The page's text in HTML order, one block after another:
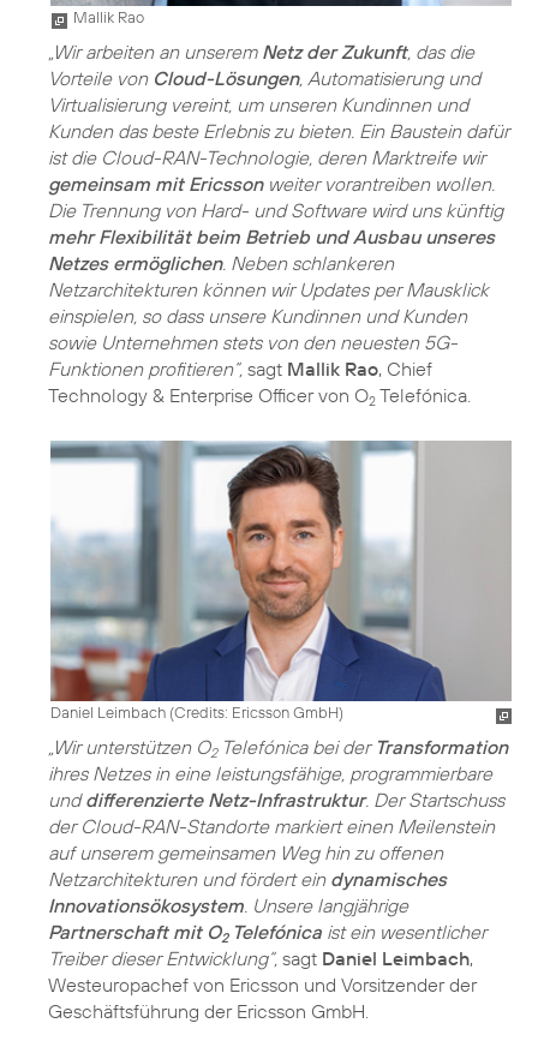
Mallik Rao
„Wir arbeiten an unserem Netz der Zukunft, das die
Vorteile von Cloud-Lösungen, Automatisierung und
Virtualisierung vereint, um unseren Kundinnen und
Kunden das beste Erlebnis zu bieten. Ein Baustein dafür
ist die Cloud-RAN-Technologie, deren Marktreife wir
gemeinsam mit Ericssonweiter vorantreiben wollen.
Die Trennung von Hard- und Software wird uns künftig
mehr Flexibilität beim Betrieb und Ausbau unseres
Netzes ermöglichen. Neben schlankeren
Netzarchitekturen können wir Updates per Mausklick
einspielen, so dass unsere Kundinnen und Kunden
sowie Unternehmen stets von den neuesten 5G-
Funktionen profitieren“, sagt Mallik Rao, Chief
Technology & Enterprise Officer von O2 Telefónica.
Daniel Leimbach (Credits: Ericsson GmbH)
„Wir unterstützen O2Telefónica bei der Transformation
ihres Netzes in eine leistungsfähige, programmierbare
unddifferenzierte Netz-Infrastruktur. Der Startschuss
der Cloud-RAN-Standorte markiert einen Meilenstein
auf unserem gemeinsamen Weg hin zu offenen
Netzarchitekturen und fördert ein dynamisches
Innovationsökosystem . Unsere langjährige
Partnerschaft mit O2Telefónica ist ein wesentlicher
Treiber dieser Entwicklung“, sagt Daniel Leimbach,
Westeuropachef von Ericsson und Vorsitzender der
Geschäftsführung der Ericsson GmbH.